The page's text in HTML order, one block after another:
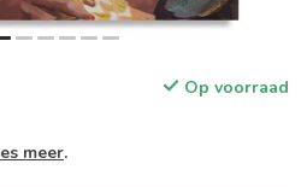
Op voorraad
meer.